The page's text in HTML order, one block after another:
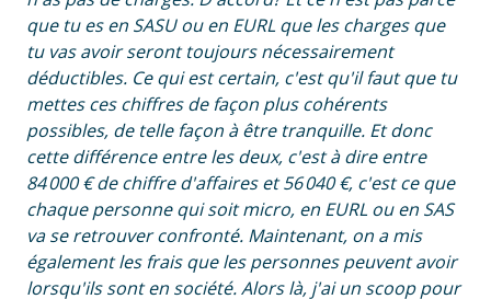
que tu es en SASU ou en EURL que les charges que
tu vas avoir seront toujours nécessairement
déductibles. Ce qui est certain, c'est qu'il faut que tu
mettes ces chiffres de façon plus cohérents
possibles, de telle façon à être tranquille. Et donc
cette différence entre les deux, c'est à dire entre
84 000 € de chiffre d'affaires et 56 040 €, c'est ce que
chaque personne qui soit micro, en EURL ou en SAS
va se retrouver confronté. Maintenant, on a mis
également les frais que les personnes peuvent avoir
lorsqu'ils sont en société. Alors là, j'ai un scoop pour